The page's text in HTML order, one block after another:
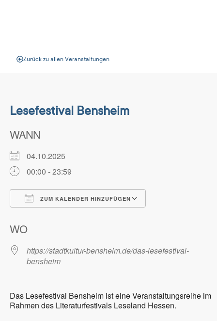
Zurück zu allen Veranstaltungen
Lesefestival Bensheim
WANN
04.10.2025
00:00 - 23:59
ZUM KALENDER HINZUFÜGEN
WO
https://stadtkultur-bensheim.de/das-lesefestival-
bensheim
Das Lesefestival Bensheim ist eine Veranstaltungsreihe im
Rahmen des Literaturfestivals Leseland Hessen.